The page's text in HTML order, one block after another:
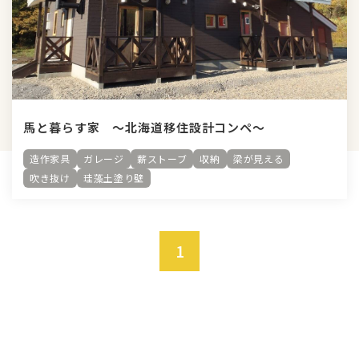
馬と暮らす家 ～北海道移住設計コンペ～
造作家具 ガレージ 薪ストーブ 収納
梁が見える
吹き抜け
珪藻土塗り壁
1